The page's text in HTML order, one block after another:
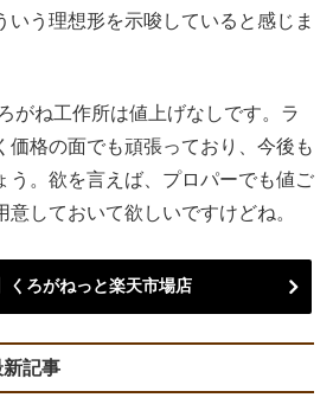
いう理想形を示唆していると感じま
がね工作所は値上げなしです。ラ
価格の面でも頑張っており、今後も
う。欲を言えば、プロパーでも値ご
しておいて欲しいですけどね。
くろがねっと楽天市場店
新記事